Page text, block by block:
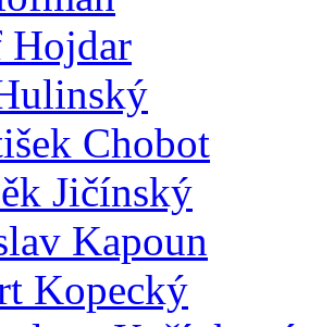
Hojdar
Chobot
Jičínský
Kapoun
Kopecký